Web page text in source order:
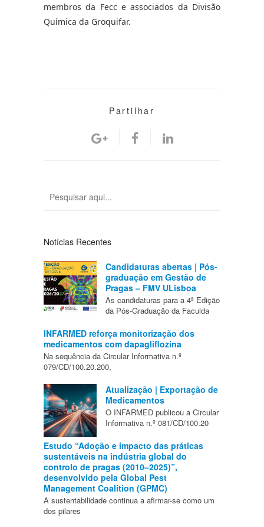
membros da Fecc e associados da Divisão
Química da Groquifar.
Partilhar
Notícias Recentes
Candidaturas abertas | Pós-
graduação em Gestão de
Pragas – FMV ULisboa
As candidaturas para a 4ª Edição
da Pós-Graduação da Faculda
INFARMED reforça monitorização dos
medicamentos com dapagliflozina
Na sequência da Circular Informativa n.º
079/CD/100.20.200,
Atualização | Exportação de
Medicamentos
O INFARMED publicou a Circular
Informativa n.º 081/CD/100.20
Estudo “Adoção e impacto das práticas
sustentáveis na indústria global do
controlo de pragas (2010–2025)”,
desenvolvido pela Global Pest
Management Coalition (GPMC)
A sustentabilidade continua a afirmar-se como um
dos pilares